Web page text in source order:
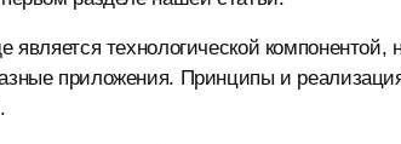
является технологической компонентой,
приложения. Принципы и